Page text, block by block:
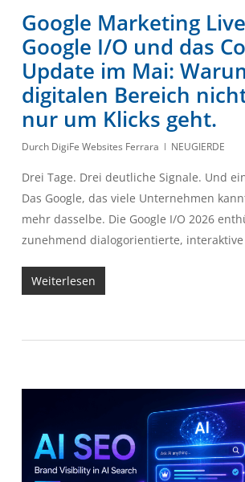
Google Marketing
Google I/O und das
Update im Mai:
digitalen Bereich
nur um Klicks geht.
Durch DigiFe Websites Ferrara NEUGIERDE
Drei Tage. Drei deutliche Signale. Und
Das Google, das viele Unternehmen
mehr dasselbe. Die Google I/O 2026
zunehmend dialogorientierte,
Weiterlesen